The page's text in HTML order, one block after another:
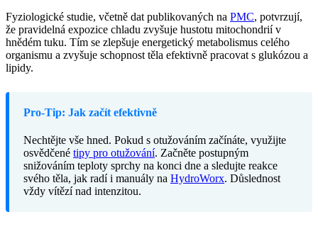
Fyziologické studie, včetně dat publikovaných na PMC, potvrzují,
že pravidelná expozice chladu zvyšuje hustotu mitochondrií v
hnědém tuku. Tím se zlepšuje energetický metabolismus celého
organismu a zvyšuje schopnost těla efektivně pracovat s glukózou a
lipidy.
Pro-Tip: Jak začít efektivně
Nechtějte vše hned. Pokud s otužováním začínáte, využijte
osvědčené tipy pro otužování. Začněte postupným
snižováním teploty sprchy na konci dne a sledujte reakce
svého těla, jak radí i manuály na HydroWorx. Důslednost
vždy vítězí nad intenzitou.